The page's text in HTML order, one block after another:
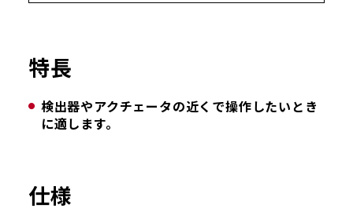
特長
検出器やアクチェータの近くで操作したいとき
に適します。
仕様